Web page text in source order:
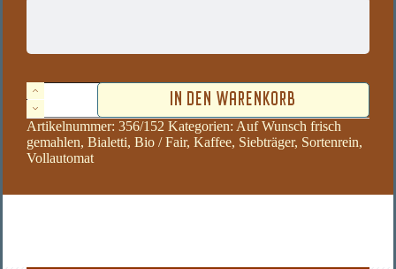
Parchement
Bio
Menge
IN DEN WARENKORB
Artikelnummer: 356/152 Kategorien: Auf Wunsch frisch
gemahlen, Bialetti, Bio / Fair, Kaffee, Sieb­träger, Sorten­rein,
Vollautomat